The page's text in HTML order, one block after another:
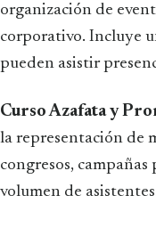
organización de
corporativo. Incluye
pueden asistir
Curso Azafata y
la representación de
congresos,
volumen de